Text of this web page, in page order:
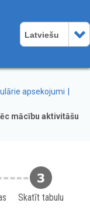
Latviešu
apsekojumi
mācību aktivitāšu
Skatīt tabulu